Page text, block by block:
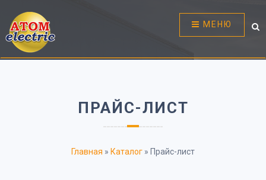
МЕНЮ
ПРАЙС-ЛИСТ
Главная » Каталог » Прайс-лист